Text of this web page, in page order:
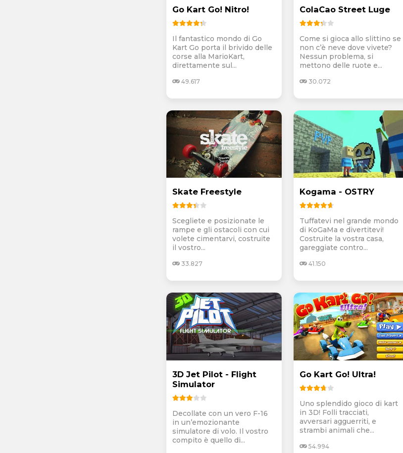
Go Kart Go! Nitro!
Il fantastico mondo di Go
Kart Go porta il brivido delle
corse alla MarioKart,
direttamente sul...
49.617
ColaCao Street Luge
Come si gioca allo slittino se
non c’è neve dove vivete?
Nessun problema, si
mettono delle ruote e...
30.072
Skate Freestyle
Scegliete e posizionate le
rampe e gli ostacoli con cui
volete cimentarvi, costruite
il vostro...
33.827
Kogama - OSTRY
Tuffatevi nel grande mondo
di KoGaMa e divertitevi!
Costruite la vostra casa,
gareggiate contro...
41.150
3D Jet Pilot - Flight
Simulator
Decollate con un vero F-16
in un’emozionante
simulatore di volo. Il vostro
compito è quello di...
Go Kart Go! Ultra!
Uno splendido gioco di kart
in 3D! Folli tracciati,
avversari agguerriti, e
strambi animali che...
54.994